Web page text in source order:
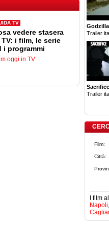
TV
vedere stasera
TV: i film, le serie
i programmi
oggi in TV
Trailer
Sacrifice
Trailer
Film:
Città:
I film
Napoli,